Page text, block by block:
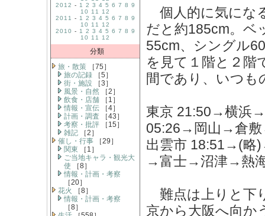
2012 - 1 2 3 4 5 6 7 8 9
10
11
12
2011
- 1 2 3 4 5 6 7 8 9
10
11
12
2010 - 1 2 3 4 5 6 7 8 9
10
11 12
分類
旅・散策 ［75］
旅の記録 ［5］
街・施設 ［3］
風景・自然 ［2］
飲食・店舗 ［1］
情報・宣伝 ［4］
計画・調査 ［43］
考察・批評 ［15］
雑記 ［2］
催し・行事 ［29］
関東 ［1］
ご当地キャラ・観光大
使 ［8］
情報・計画・考察
［20］
花火
［8］
情報・計画・考察
［8］
個人的に気にな
だと約185cm。ベ
55cm、シングル
を見て１階と２階
間であり、いつも
東京 21:50→横
05:26→岡山→倉
出雲市 18:51→(
→富士→沼津→熱
難点は上りと下
京から大阪へ向か